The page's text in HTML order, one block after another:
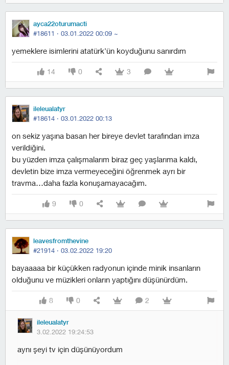
ayca22oturumacti
#18611 · 03.01.2022 00:09 ~
yemeklere isimlerini atatürk'ün koyduğunu sanırdım
14 0 3
ileleualatyr
#18614 · 03.01.2022 00:13
on sekiz yaşına basan her bireye devlet tarafından imza
verildiğini.
bu yüzden imza çalışmalarım biraz geç yaşlarıma kaldı,
devletin bize imza vermeyeceğini öğrenmek ayrı bir
travma…daha fazla konuşamayacağım.
9 0
leavesfromthevine
#21914 · 03.02.2022 19:20
bayaaaaa bir küçükken radyonun içinde minik insanların
olduğunu ve müzikleri onların yaptığını düşünürdüm.
8 0 2
ileleualatyr
3.02.2022 19:24:53
aynı şeyi tv için düşünüyordum